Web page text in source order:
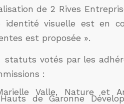
de 2 Rives
identité visuelle est en
est proposée ».
statuts votés par les
:
Valle, Nature et
de Garonne